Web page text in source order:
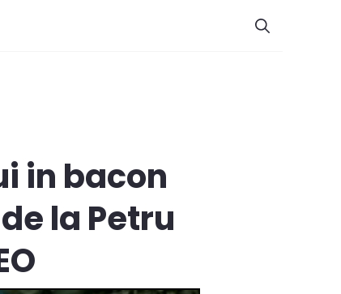
in bacon
la Petru